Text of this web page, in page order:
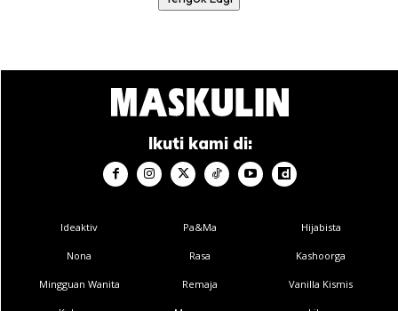
Ikuti kami di:
Ideaktiv
Nona
Mingguan Wanita
Pa&Ma
Rasa
Remaja
Hijabista
Kashoorga
Vanilla Kismis